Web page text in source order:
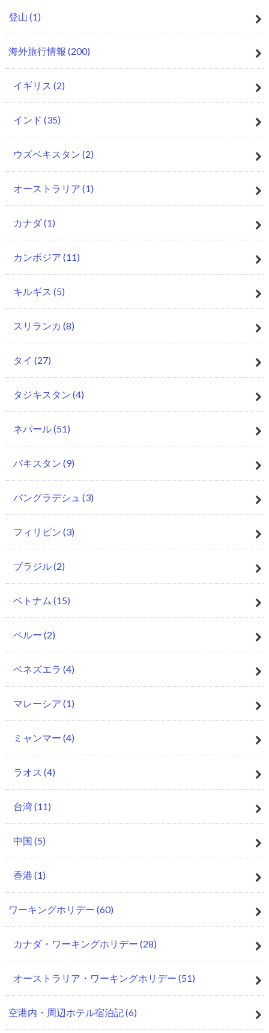
登山 (1)
海外旅行情報 (200)
イギリス (2)
インド (35)
ウズベキスタン (2)
オーストラリア (1)
カナダ(1)
カンボジア (11)
キルギス (5)
スリランカ (8)
タイ (27)
タジキスタン (4)
ネパール(51)
パキスタン (9)
バングラデシュ (3)
フィリピン (3)
ブラジル(2)
ベトナム (15)
ペルー (2)
ベネズエラ (4)
マレーシア (1)
ミャンマー (4)
ラオス (4)
台湾(11)
中国 (5)
香港 (1)
ワーキングホリデー (60)
カナダ・ワーキングホリデー (28)
オーストラリア・ワーキングホリデー (51)
空港内・周辺ホテル宿泊記(6)